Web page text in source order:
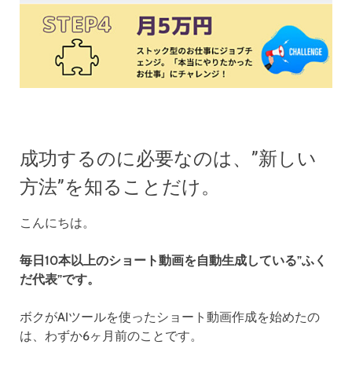
成功するのに必要なのは、”新しい
方法”を知ることだけ。
こんにちは。
毎日10本以上のショート動画を自動生成している”ふく
だ代表”です。
ボクがAIツールを使ったショート動画作成を始めたの
は、わずか6ヶ月前のことです。